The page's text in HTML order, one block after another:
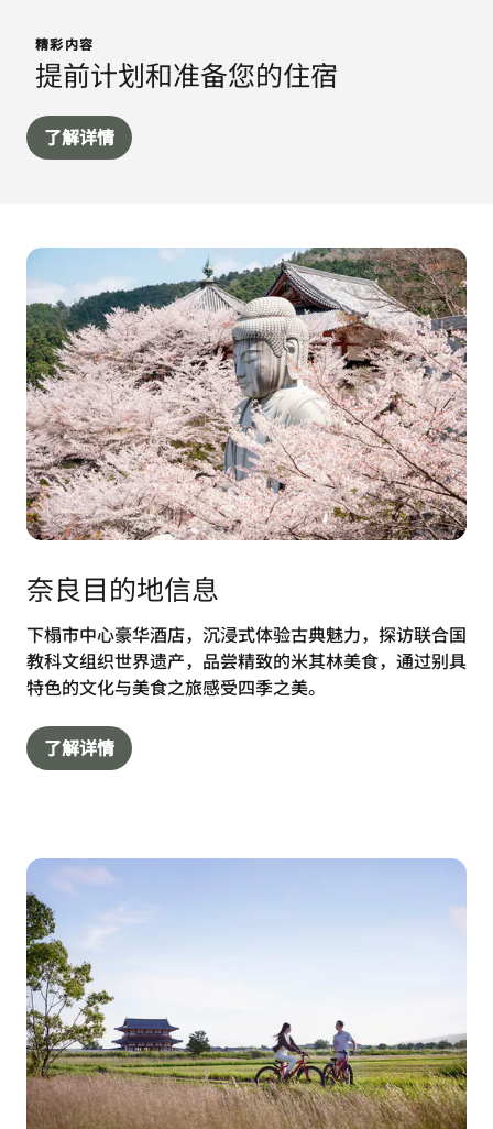
精彩内容
提前计划和准备您的住宿
了解详情
奈良目的地信息
下榻市中心豪华酒店，沉浸式体验古典魅力，探访联合国
教科文组织世界遗产，品尝精致的米其林美食，通过别具
特色的文化与美食之旅感受四季之美。
了解详情